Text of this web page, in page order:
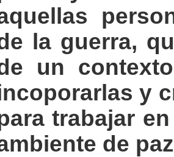
la guerra,
un
y
trabajar
de